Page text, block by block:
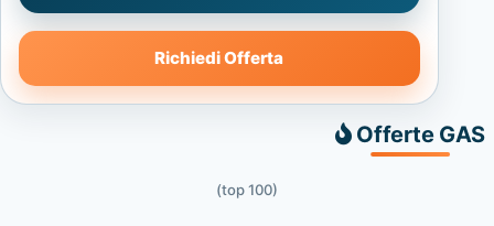
Richiedi Offerta
Offerte GAS
(top 100)